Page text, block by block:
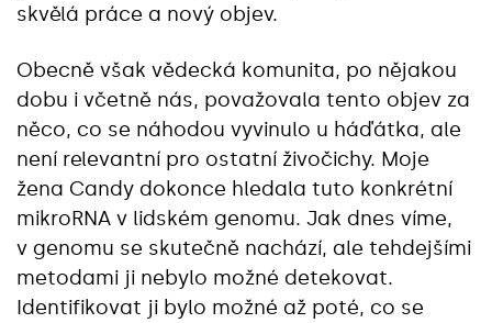
skvělá práce a nový objev.
Obecně však vědecká komunita, po nějakou
dobu i včetně nás, považovala tento objev za
něco, co se náhodou vyvinulo u háďátka, ale
není relevantní pro ostatní živočichy. Moje
žena Candy dokonce hledala tuto konkrétní
mikroRNA v lidském genomu. Jak dnes víme,
v genomu se skutečně nachází, ale tehdejšími
metodami ji nebylo možné detekovat.
Identifikovat ji bylo možné až poté, co se